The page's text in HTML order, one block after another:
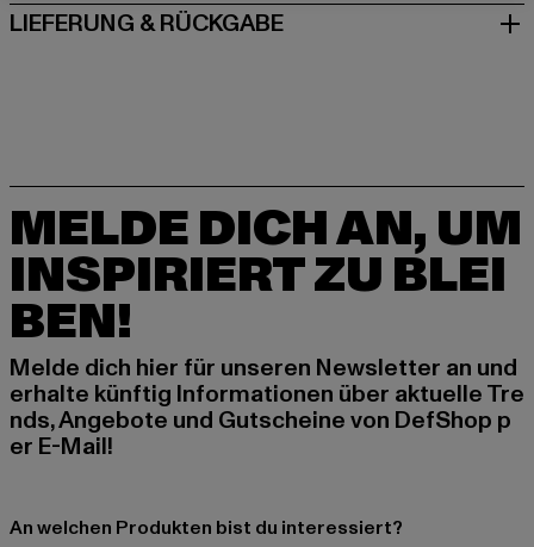
LIEFERUNG & RÜCKGABE
MELDE DICH AN, UM
INSPIRIERT ZU BLEI
BEN!
Melde dich hier für unseren Newsletter an und
erhalte künftig Informationen über aktuelle Tre
nds, Angebote und Gutscheine von DefShop p
er E-Mail!
An welchen Produkten bist du interessiert?